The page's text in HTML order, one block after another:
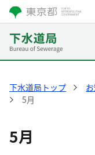
下水道局トップ
5月
5月